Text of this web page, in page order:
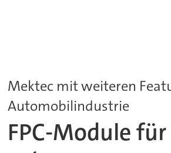
Mektec mit weiteren
Automobilindustrie
FPC-Module für